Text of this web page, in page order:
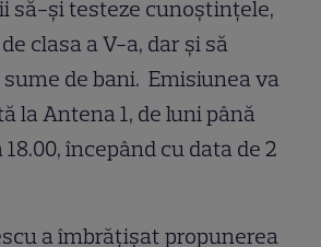
să-și testeze cunoștințele,
clasa a V-a, dar şi să
de bani. Emisiunea va
la Antena 1, de luni până
începând cu data de 2
a îmbrățișat propunerea